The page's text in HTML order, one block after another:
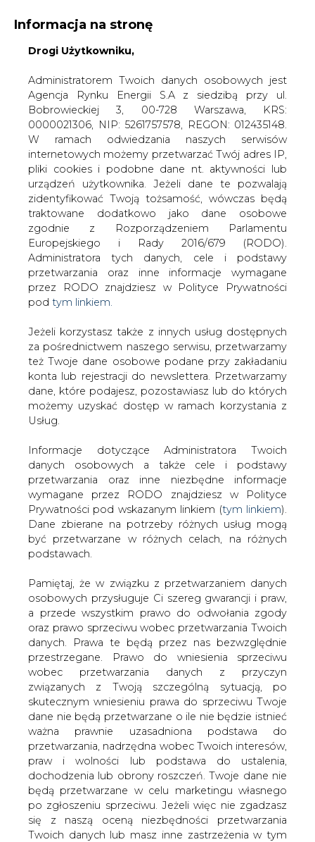
KONTAKT:
WYDAWCA PORTALU:
WYSOKI KONTRAST WIELKOŚĆ TEKSTU A A
ZALOGUJ SIĘ
WŁĄCZ CIRE.TV
Informacja na stronę
Drogi Użytkowniku,
Administratorem Twoich danych osobowych jest
Agencja Rynku Energii S.A z siedzibą przy ul.
Bobrowieckiej 3, 00-728 Warszawa, KRS:
0000021306, NIP: 5261757578, REGON: 012435148.
W ramach odwiedzania naszych serwisów
internetowych możemy przetwarzać Twój adres IP,
pliki cookies i podobne dane nt. aktywności lub
urządzeń użytkownika. Jeżeli dane te pozwalają
zidentyfikować Twoją tożsamość, wówczas będą
traktowane dodatkowo jako dane osobowe
zgodnie z Rozporządzeniem Parlamentu
Europejskiego i Rady 2016/679 (RODO).
Administratora tych danych, cele i podstawy
przetwarzania oraz inne informacje wymagane
przez RODO znajdziesz w Polityce Prywatności
pod tym linkiem.
Jeżeli korzystasz także z innych usług dostępnych
za pośrednictwem naszego serwisu, przetwarzamy
też Twoje dane osobowe podane przy zakładaniu
konta lub rejestracji do newslettera. Przetwarzamy
dane, które podajesz, pozostawiasz lub do których
możemy uzyskać dostęp w ramach korzystania z
Usług.
Informacje dotyczące Administratora Twoich
danych osobowych a także cele i podstawy
przetwarzania oraz inne niezbędne informacje
wymagane przez RODO znajdziesz w Polityce
Prywatności pod wskazanym linkiem (tym linkiem).
Dane zbierane na potrzeby różnych usług mogą
być przetwarzane w różnych celach, na różnych
podstawach.
Pamiętaj, że w związku z przetwarzaniem danych
osobowych przysługuje Ci szereg gwarancji i praw,
a przede wszystkim prawo do odwołania zgody
oraz prawo sprzeciwu wobec przetwarzania Twoich
danych. Prawa te będą przez nas bezwzględnie
przestrzegane. Prawo do wniesienia sprzeciwu
wobec przetwarzania danych z przyczyn
związanych z Twoją szczególną sytuacją, po
skutecznym wniesieniu prawa do sprzeciwu Twoje
dane nie będą przetwarzane o ile nie będzie istnieć
ważna prawnie uzasadniona podstawa do
przetwarzania, nadrzędna wobec Twoich interesów,
praw i wolności lub podstawa do ustalenia,
dochodzenia lub obrony roszczeń. Twoje dane nie
będą przetwarzane w celu marketingu własnego
po zgłoszeniu sprzeciwu. Jeżeli więc nie zgadzasz
się z naszą oceną niezbędności przetwarzania
Twoich danych lub masz inne zastrzeżenia w tym
Strona główna CIEPŁOWNICTWO
Notowania
uprawnień do emisji CO2, węgla i paliw
2018-11-13 00:00
skomentuj
udostępnij:
Notowania uprawnień do emisji
CO2, węgla i paliw
Notowania uprawnień EUA do emisji
CO2, ceny węgla energetycznego ARA
na przyszły rok oraz ceny paliw.
Surowiec
Je
dn
Ce
na
Zmiany cen
1D 1M
YT
D
1Y
Uprawnienia do
emisji CO2
ICE EUA Futures -
DEC18
EU
R/t
20,
50
5,1
%
0,6
%
150,
6%
175,
9%